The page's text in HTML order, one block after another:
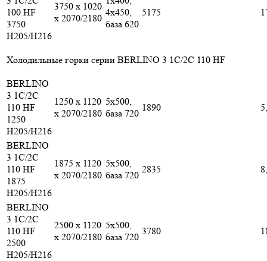
100 HF
3750
H205/H216
3750 x 1020
x 2070/2180
4x450,
база 620
5175
Холодильные горки серии BERLINO 3 1С/2С 110 HF
BERLINO
3 1C/2C
110 HF
1250
H205/H216
1250 x 1120
x 2070/2180
5х500,
база 720
1890
BERLINO
3 1C/2C
110 HF
1875
H205/H216
1875 x 1120
x 2070/2180
5х500,
база 720
2835
BERLINO
3 1C/2C
110 HF
2500
H205/H216
2500 x 1120
x 2070/2180
5х500,
база 720
3780